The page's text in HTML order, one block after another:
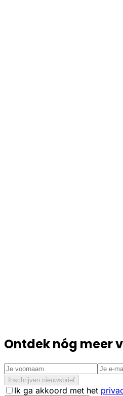
Ontdek nóg meer
Inschrijven nieuwsbrief
Ik ga akkoord met het